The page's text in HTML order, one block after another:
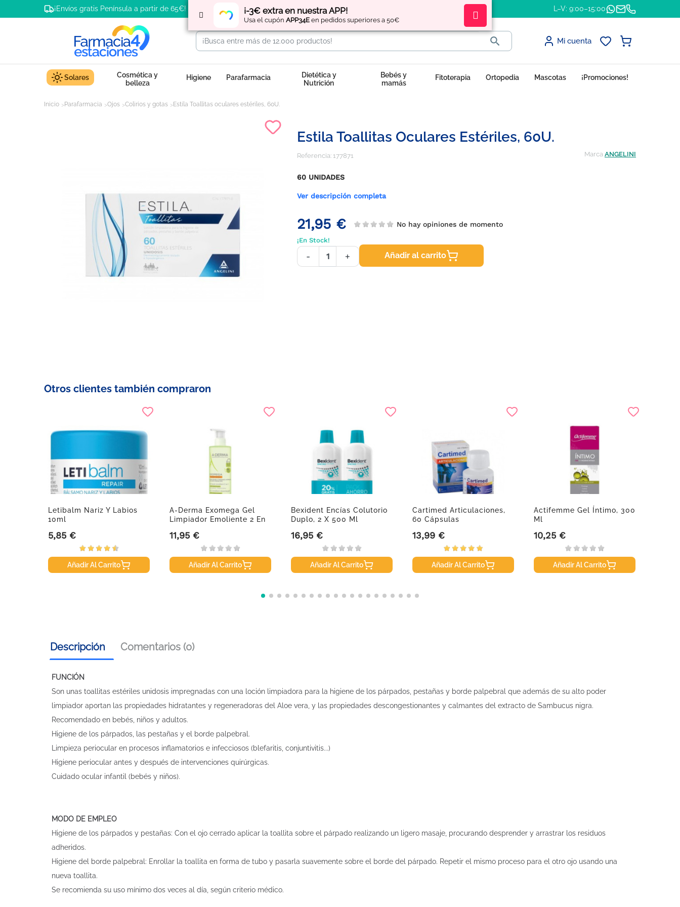
¡-3€ extra en nuestra APP!
Usa el cupón APP34E en pedidos superiores a 50€
¡Envíos gratis Península a partir de 65€! Regístratey obtén L–V: 9:00–15:00
 Mi cuenta
Solares
Cosmética y
belleza
Higiene Parafarmacia
Dietética y
Nutrición
Bebés y
mamás
Fitoterapia Ortopedia Mascotas ¡Promociones!
Inicio Parafarmacia Ojos Colirios y gotas Estila Toallitas oculares estériles, 60U.
Estila Toallitas Oculares Estériles, 60U.
Referencia: 177871 Marca ANGELINI
60 UNIDADES
Ver descripción completa
21,95 € No hay opiniones de momento
¡En Stock!
- + Añadir al carrito
Otros clientes también compraron
Letibalm Nariz Y Labios
10ml
Precio
5,85 €
Añadir Al Carrito
A-Derma Exomega Gel
Limpiador Emoliente 2 En
Precio
11,95 €
Añadir Al Carrito
Bexident Encías Colutorio
Duplo, 2 X 500 Ml
Precio
16,95 €
Añadir Al Carrito
Cartimed Articulaciones,
60 Cápsulas
Precio
13,99 €
Añadir Al Carrito
Actifemme Gel Íntimo, 300
Ml
Precio
10,25 €
Añadir Al Carrito
Descripción Comentarios (0)
FUNCIÓN
Son unas toallitas estériles unidosis impregnadas con una loción limpiadora para la higiene de los párpados, pestañas y borde palpebral que además de su alto poder
limpiador aportan las propiedades hidratantes y regeneradoras del Aloe vera, y las propiedades descongestionantes y calmantes del extracto de Sambucus nigra.
Recomendado en bebés, niños y adultos.
Higiene de los párpados, las pestañas y el borde palpebral.
Limpieza periocular en procesos inflamatorios e infecciosos (blefaritis, conjuntivitis...)
Higiene periocular antes y después de intervenciones quirúrgicas.
Cuidado ocular infantil (bebés y niños).
MODO DE EMPLEO
Higiene de los párpados y pestañas: Con el ojo cerrado aplicar la toallita sobre el párpado realizando un ligero masaje, procurando desprender y arrastrar los residuos
adheridos.
Higiene del borde palpebral: Enrollar la toallita en forma de tubo y pasarla suavemente sobre el borde del párpado. Repetir el mismo proceso para el otro ojo usando una
nueva toallita.
Se recomienda su uso mínimo dos veces al día, según criterio médico.